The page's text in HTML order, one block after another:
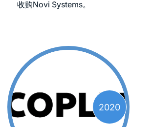
收购Novi Systems。
2020